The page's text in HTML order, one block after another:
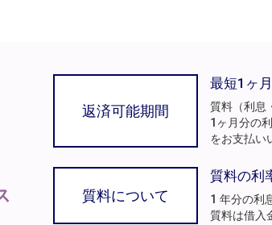
返済可能期間
最短1ヶ
質料（利息
1ヶ月分の
をお支払い
質料について
質料の利
1 年分の利
質料は借入